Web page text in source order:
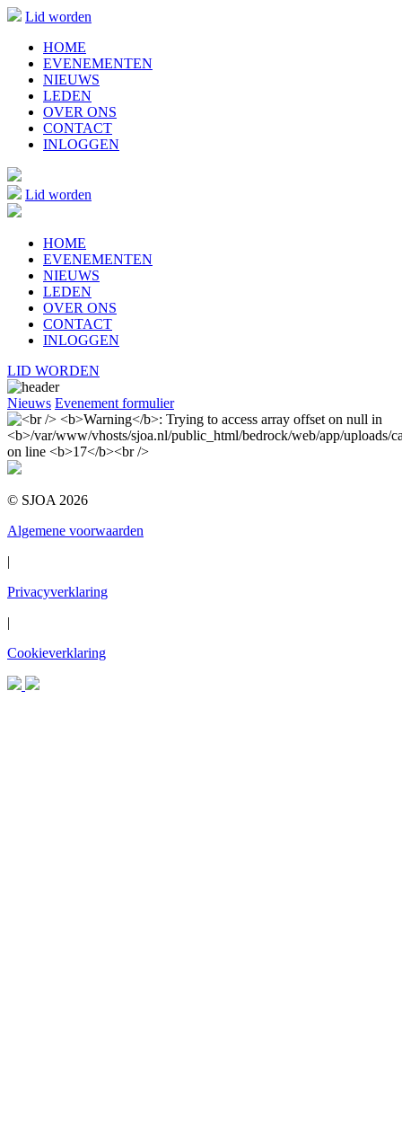
Lid worden
HOME
EVENEMENTEN
NIEUWS
LEDEN
OVER ONS
CONTACT
INLOGGEN
Lid worden
HOME
EVENEMENTEN
NIEUWS
LEDEN
OVER ONS
CONTACT
INLOGGEN
LID WORDEN
Nieuws Evenement formulier
© SJOA 2026
Algemene voorwaarden
|
Privacyverklaring
|
Cookieverklaring